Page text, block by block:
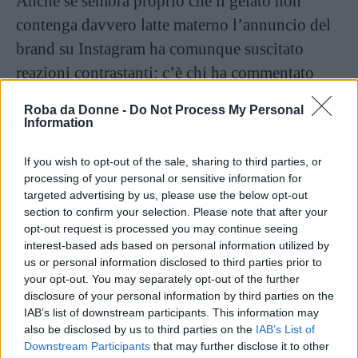
Roba da Donne - Do Not Process My Personal
Information
If you wish to opt-out of the sale, sharing to third parties, or
processing of your personal or sensitive information for
targeted advertising by us, please use the below opt-out
section to confirm your selection. Please note that after your
opt-out request is processed you may continue seeing
interest-based ads based on personal information utilized by
us or personal information disclosed to third parties prior to
your opt-out. You may separately opt-out of the further
disclosure of your personal information by third parties on the
IAB’s list of downstream participants. This information may
also be disclosed by us to third parties on the IAB’s List of
Downstream Participants that may further disclose it to other
contenga davvero latte materno l’annuncio del
brand su Instagram ha comunque suscitato
reazioni contrastanti: c’è chi ha commentato
con entusiasmo, “Adoro tutto questo, sono qui
per il caos!”, e chi invece si è detto incredulo:
abbia pensato che fosse una buona idea”.
Non è la prima volta che qualcuno prova a
creare un gelato al latte materno. Secondo NPR,
nel 2011 una gelateria londinese aveva lanciato
il gustoBaby Gagautilizzando latte materno
donato, ma secondo la BBC la vendita fu
interrotta per motivi di sicurezza.